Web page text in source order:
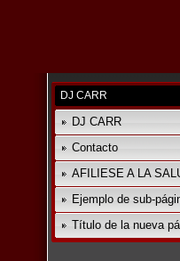
DJ CARR
DJ CARR
Contacto
AFILIESE A LA
Ejemplo de sub-
Título de la nueva